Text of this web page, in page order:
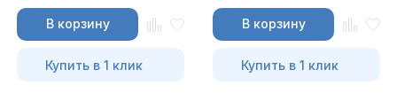
В корзину
Купить в 1 клик
В корзину
Купить в 1 клик